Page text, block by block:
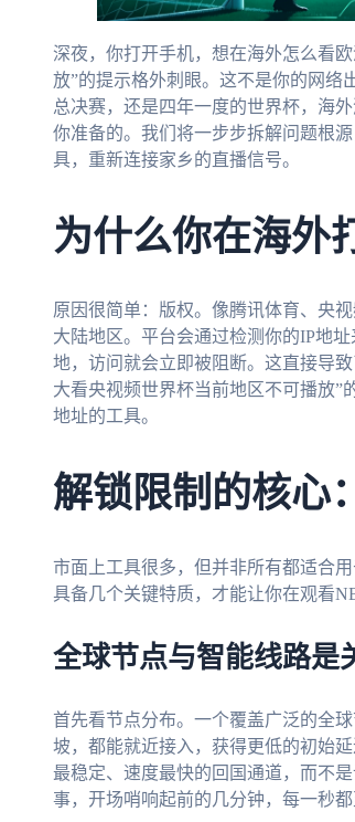
深夜，你打开手机，想在海外怎么看
放”的提示格外刺眼。这不是你的网络
总决赛，还是四年一度的世界杯，海
你准备的。我们将一步步拆解问题根
具，重新连接家乡的直播信号。
为什么你在海外
原因很简单：版权。像腾讯体育、央
大陆地区。平台会通过检测你的IP地
地，访问就会立即被阻断。这直接导致
大看央视频世界杯当前地区不可播放”
地址的工具。
解锁限制的核心
市面上工具很多，但并非所有都适合
具备几个关键特质，才能让你在观看
全球节点与智能线路是
首先看节点分布。一个覆盖广泛的全
坡，都能就近接入，获得更低的初始
最稳定、速度最快的回国通道，而不
事，开场哨响起前的几分钟，每一秒都